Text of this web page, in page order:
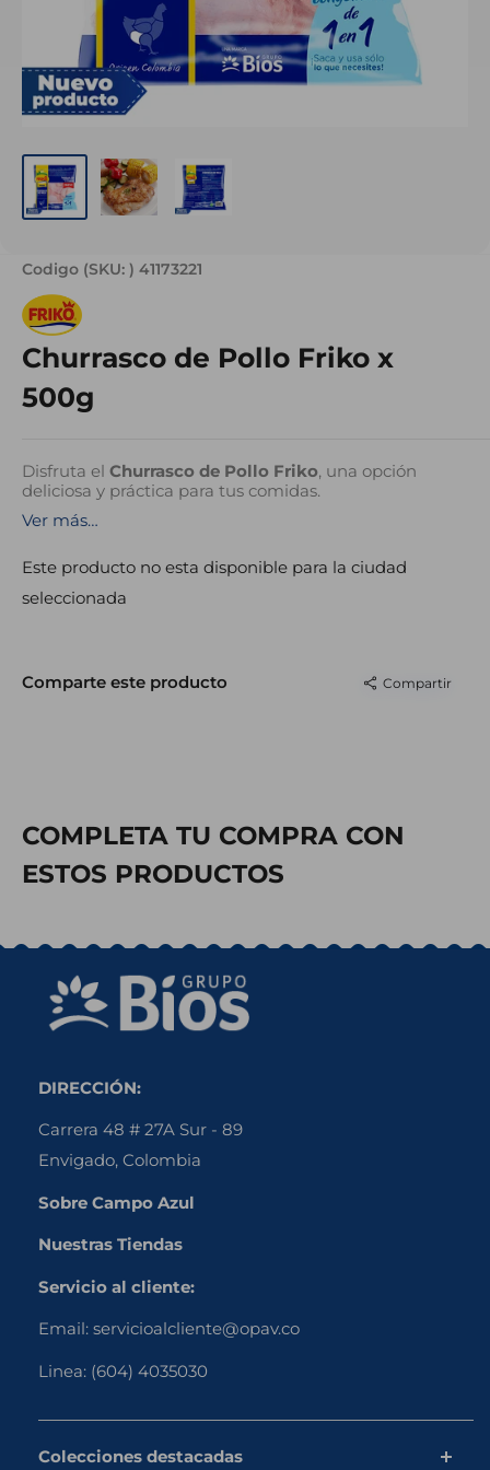
Codigo (SKU: ) 41173221
Churrasco de Pollo Friko x
500g
Disfruta el Churrasco de Pollo Friko, una opción
deliciosa y práctica para tus comidas.
Está elaborado con
jugosidad y sabor. Listos para cocinar directo del
Mantener congelado
Ver más…
Este producto no esta disponible para la ciudad
seleccionada
Comparte este producto Compartir
COMPLETA TU COMPRA CON
ESTOS PRODUCTOS
DIRECCIÓN:
Carrera 48 # 27A Sur - 89
Envigado, Colombia
Sobre Campo Azul
Nuestras Tiendas
Servicio al cliente:
Email: servicioalcliente@opav.co
Linea: (604) 4035030
Colecciones destacadas